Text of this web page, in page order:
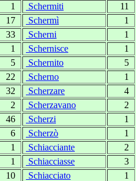
1 Schermiti
11
17 Schermì
1
33 Scherni
1
1 Schernisce
1
5 Schernito
5
22 Scherno
1
32 Scherzare
4
2 Scherzavano
2
46 Scherzi
1
6 Scherzò
1
1 Schiacciante
2
1 Schiacciasse
3
10 Schiacciato
1